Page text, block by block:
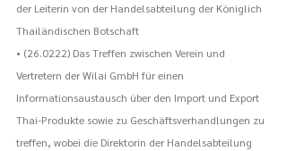
der Leiterin von der Handelsabteilung der Königlich
Thailändischen Botschaft
• (26.0222) Das Treffen zwischen Verein und
Vertretern der Wilai GmbH für einen
Informationsaustausch über den Import und Export
Thai-Produkte sowie zu Geschäftsverhandlungen zu
treffen, wobei die Direktorin der Handelsabteilung